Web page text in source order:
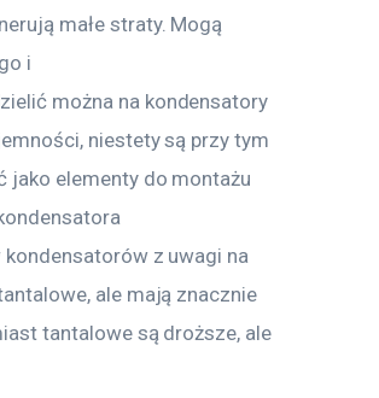
małe straty. Mogą
i
można na kondensatory
niestety są przy tym
jako elementy do montażu
z uwagi na
ale mają znacznie
tantalowe są droższe, ale